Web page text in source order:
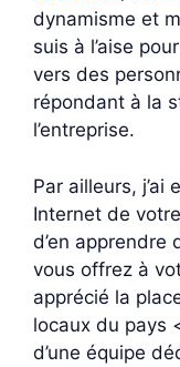
dynamisme et
suis à l’aise
vers des
répondant à la
l’entreprise.
Par ailleurs, j’ai
Internet de
d’en apprendre
vous offrez à
apprécié la
locaux du pays
d’une équipe